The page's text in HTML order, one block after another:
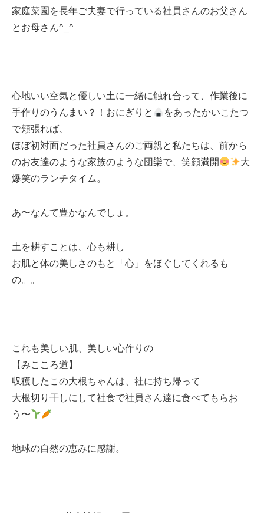
家庭菜園を長年ご夫妻で行っている社員さんのお父さん
とお母さん^_^
心地いい空気と優しい土に一緒に触れ合って、作業後に
手作りのうんまい？！おにぎりと
をあったかいこたつ
で頬張れば、
ほぼ初対面だった社員さんのご両親と私たちは、前から
のお友達のような家族のような団欒で、笑顔満開
大
爆笑のランチタイム。
あ〜なんて豊かなんでしょ。
土を耕すことは、心も耕し
お肌と体の美しさのもと「心」をほぐしてくれるも
の。。
これも美しい肌、美しい心作りの
【みこころ道】
収穫したこの大根ちゃんは、社に持ち帰って
大根切り干しにして社食で社員さん達に食べてもらお
う〜
地球の自然の恵みに感謝。